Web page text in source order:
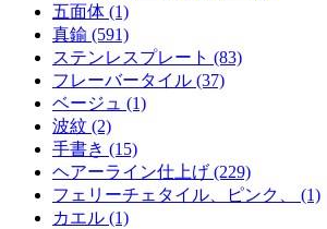
五面体 (1)
真鍮 (591)
ステンレスプレート (83)
フレーバータイル (37)
ベージュ (1)
波紋 (2)
手書き (15)
ヘアーライン仕上げ (229)
フェリーチェタイル、ピンク、 (1)
カエル (1)